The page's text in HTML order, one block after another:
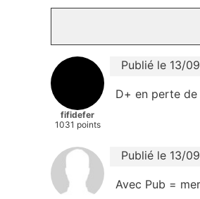
fifidefer
1031 points
Publié le 13/
D+ en perte
Publié le 13/
Avec Pub =